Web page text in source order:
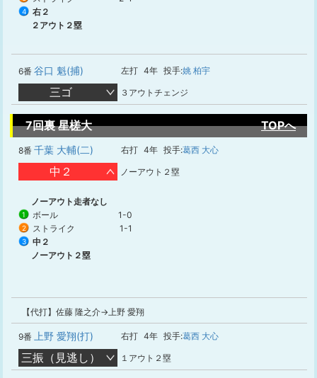
4
右２
２アウト２塁
6番 谷口 魁(捕) 左打 4年 投手:姚 柏宇
三ゴ ３アウトチェンジ
7回裏 星槎大 TOPへ
8番 千葉 大輔(二) 右打 4年 投手:葛西 大心
中２ ノーアウト２塁
ノーアウト走者なし
1 ボール 1-0
2 ストライク 1-1
3
中２
ノーアウト２塁
【代打】佐藤 隆之介→上野 愛翔
9番 上野 愛翔(打) 右打 4年 投手:葛西 大心
三振（見逃し） １アウト２塁